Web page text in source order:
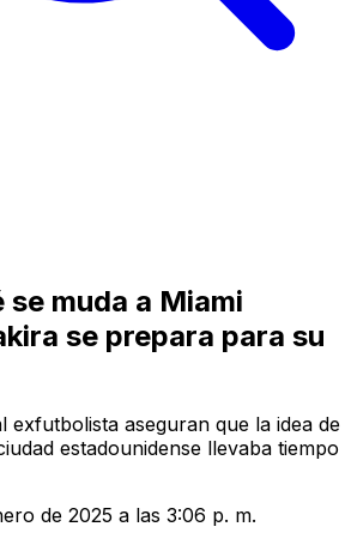
se muda a Miami
se prepara para su
exfutbolista aseguran que la idea de
estadounidense llevaba tiempo
de 2025 a las 3:06 p. m.